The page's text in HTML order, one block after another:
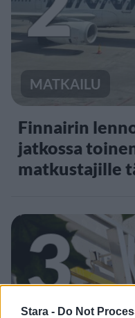
Stara - Do Not
MATKAILU
Finnairin
jatkossa
matkustajille
3